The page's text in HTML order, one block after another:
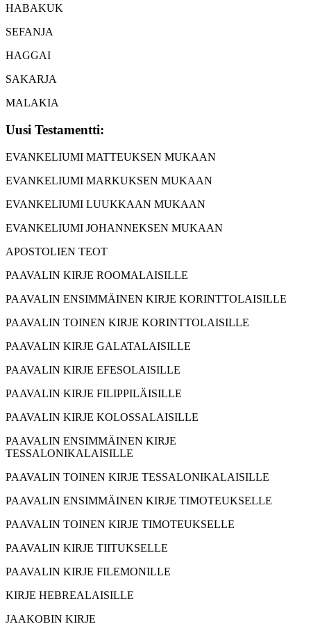
HABAKUK
SEFANJA
HAGGAI
SAKARJA
MALAKIA
Uusi Testamentti:
EVANKELIUMI MATTEUKSEN MUKAAN
EVANKELIUMI MARKUKSEN MUKAAN
EVANKELIUMI LUUKKAAN MUKAAN
EVANKELIUMI JOHANNEKSEN MUKAAN
APOSTOLIEN TEOT
PAAVALIN KIRJE ROOMALAISILLE
PAAVALIN ENSIMMÄINEN KIRJE KORINTTOLAISILLE
PAAVALIN TOINEN KIRJE KORINTTOLAISILLE
PAAVALIN KIRJE GALATALAISILLE
PAAVALIN KIRJE EFESOLAISILLE
PAAVALIN KIRJE FILIPPILÄISILLE
PAAVALIN KIRJE KOLOSSALAISILLE
PAAVALIN ENSIMMÄINEN KIRJE
TESSALONIKALAISILLE
PAAVALIN TOINEN KIRJE TESSALONIKALAISILLE
PAAVALIN ENSIMMÄINEN KIRJE TIMOTEUKSELLE
PAAVALIN TOINEN KIRJE TIMOTEUKSELLE
PAAVALIN KIRJE TIITUKSELLE
PAAVALIN KIRJE FILEMONILLE
KIRJE HEBREALAISILLE
JAAKOBIN KIRJE